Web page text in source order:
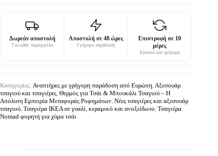
Δωρεάν αποστολή
Για κάθε παραγγελία
Αποστολή σε 48 ώρες
Γρήγορη παράδοση
Επιστροφή σε 10
μέρες
Εύκολα και γρήγορα
Κατηγορίες: Αναπτήρες με γρήγορη παράδοση από Ευρώπη Αξεσουάρ
τσαγιού και τσαγιέρες Θερμός για Τσάι & Μπουκάλι Τσαγιού – Η
Απόλυτη Εμπειρία Μεταφοράς Ροφημάτων Νέες τσαγιέρες και αξεσουάρ
τσαγιού Τσαγιέρα IKEA σε γυαλί, κεραμικό και ανοξείδωτο Τσαγιέρα
Nomad φορητή για χύμα τσάι